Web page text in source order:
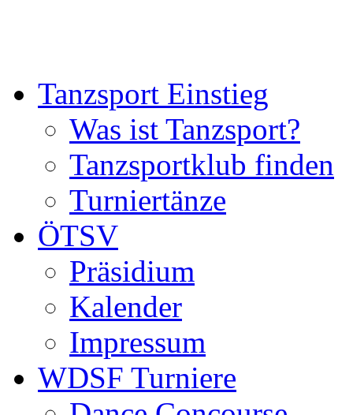
Tanzsport Einstieg
Was ist Tanzsport?
Tanzsportklub finden
Turniertänze
ÖTSV
Präsidium
Kalender
Impressum
WDSF Turniere